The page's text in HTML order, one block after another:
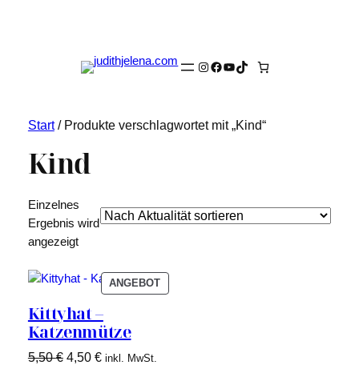
Instagram
Facebook
YouTube
TikTok
Start/ Produkte verschlagwortet mit „Kind“
Kind
Einzelnes
Ergebnis wird
angezeigt
ANGEBOTPRODUKT
IM
Kittyhat –
Katzenmütze
5,50€ Ursprünglicher
4,50 €Aktueller
inkl. MwSt.